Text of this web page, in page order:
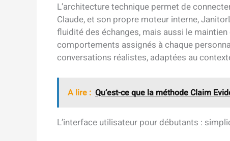
L’architecture technique permet de
Claude, et son propre moteur interne,
fluidité des échanges, mais aussi le
comportements assignés à chaque
conversations réalistes, adaptées au
A lire : Qu’est-ce que la méthode Claim
L’interface utilisateur pour débutants :